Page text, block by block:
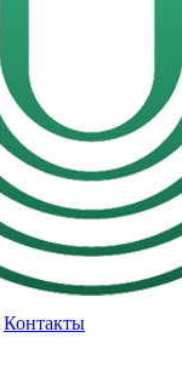
Контакты